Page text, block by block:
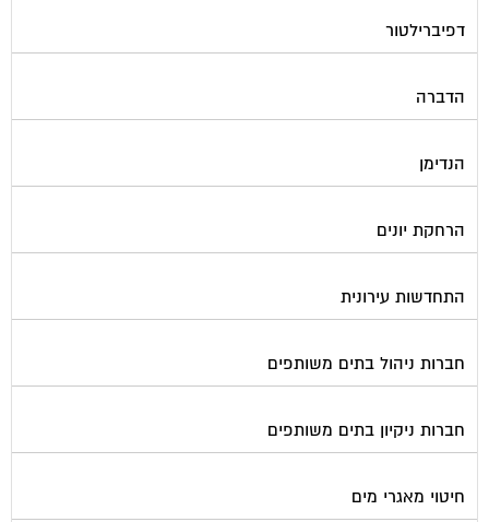
דפיברילטור
הדברה
הנדימן
הרחקת יונים
התחדשות עירונית
חברות ניהול בתים משותפים
חברות ניקיון בתים משותפים
חיטוי מאגרי מים